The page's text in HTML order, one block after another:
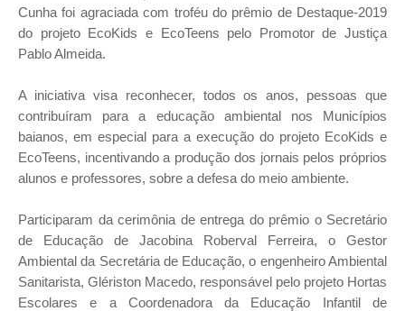
Cunha foi agraciada com troféu do prêmio de Destaque-2019
do projeto EcoKids e EcoTeens pelo Promotor de Justiça
Pablo Almeida.
A iniciativa visa reconhecer, todos os anos, pessoas que
contribuíram para a educação ambiental nos Municípios
baianos, em especial para a execução do projeto EcoKids e
EcoTeens, incentivando a produção dos jornais pelos próprios
alunos e professores, sobre a defesa do meio ambiente.
Participaram da cerimônia de entrega do prêmio o Secretário
de Educação de Jacobina Roberval Ferreira, o Gestor
Ambiental da Secretária de Educação, o engenheiro Ambiental
Sanitarista, Glériston Macedo, responsável pelo projeto Hortas
Escolares e a Coordenadora da Educação Infantil de